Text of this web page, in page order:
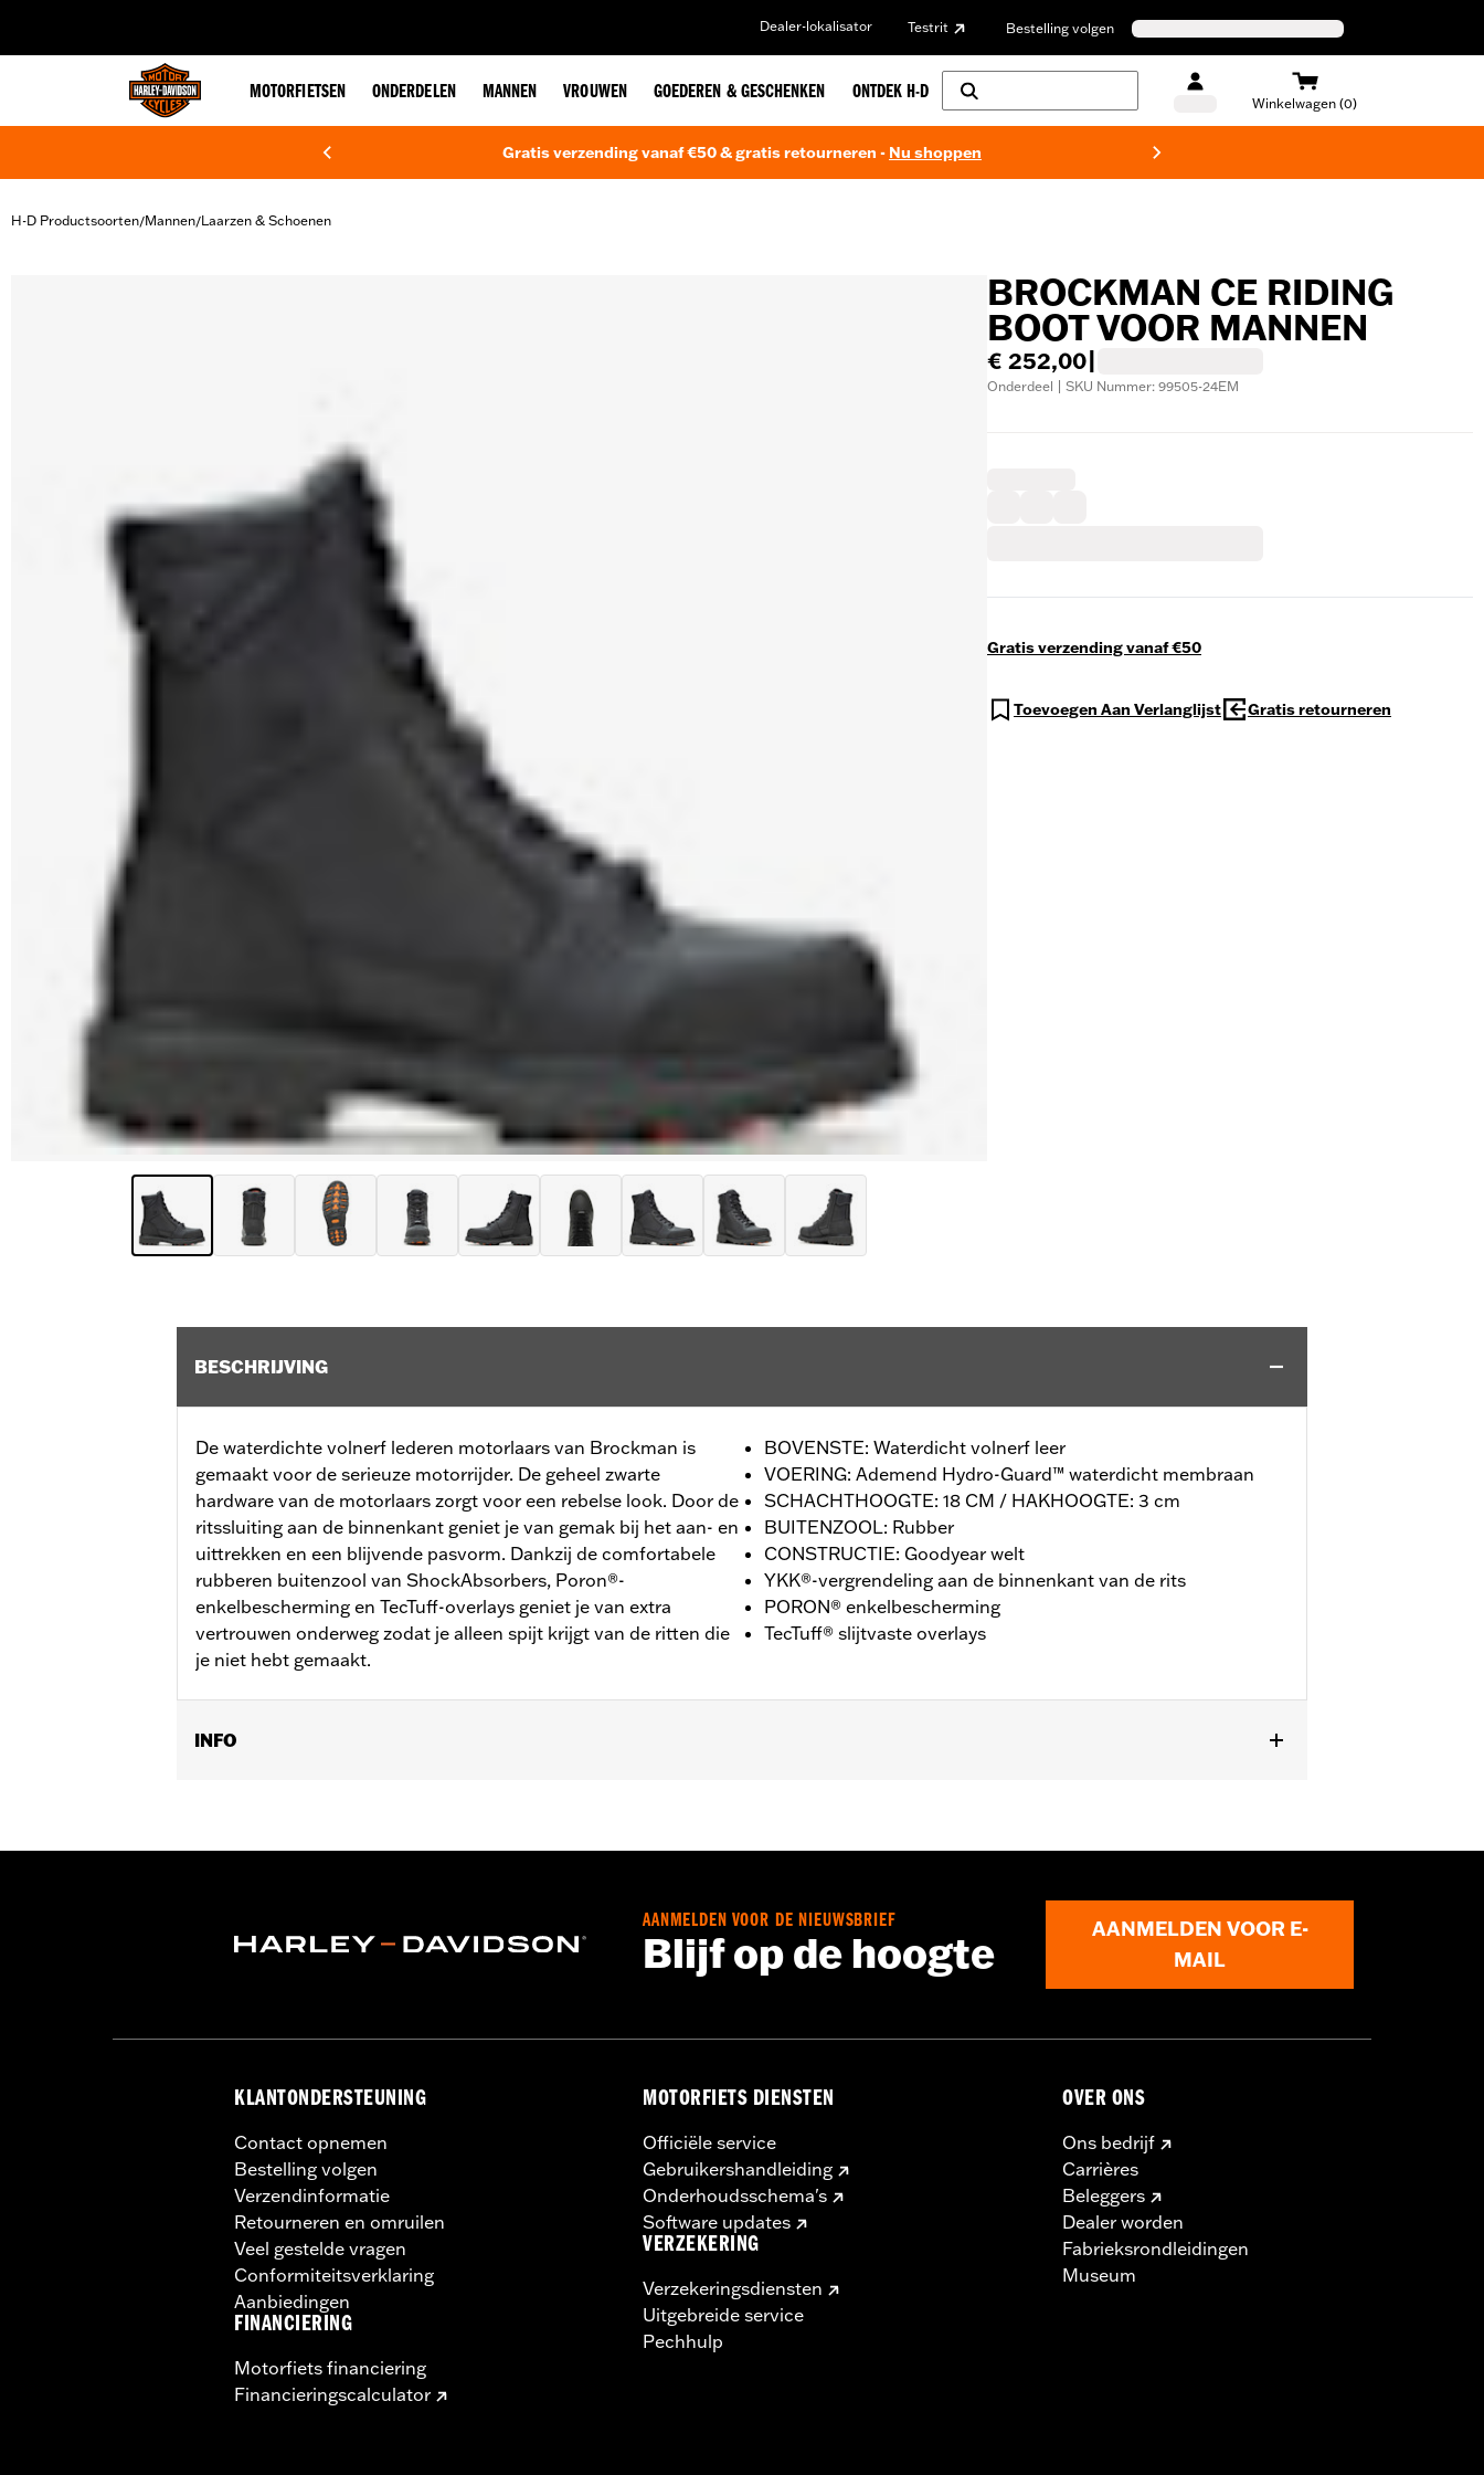
Dealer-lokalisator Testrit Bestelling volgen
MOTORFIETSEN ONDERDELEN MANNEN VROUWEN GOEDEREN & GESCHENKEN ONTDEK H-D
Winkelwagen (0)
Gratis verzending vanaf €50 & gratis retourneren - Nu shoppen
H-D Productsoorten/Mannen/Laarzen & Schoenen
BROCKMAN CE RIDING
BOOT VOOR MANNEN
€ 252,00
Onderdeel | SKU Nummer: 99505-24EM
Gratis verzending vanaf €50
Toevoegen Aan Verlanglijst Gratis retourneren
BESCHRIJVING
De waterdichte volnerf lederen motorlaars van Brockman is
gemaakt voor de serieuze motorrijder. De geheel zwarte
hardware van de motorlaars zorgt voor een rebelse look. Door de
ritssluiting aan de binnenkant geniet je van gemak bij het aan- en
uittrekken en een blijvende pasvorm. Dankzij de comfortabele
rubberen buitenzool van ShockAbsorbers, Poron®-
enkelbescherming en TecTuff-overlays geniet je van extra
vertrouwen onderweg zodat je alleen spijt krijgt van de ritten die
je niet hebt gemaakt.
BOVENSTE: Waterdicht volnerf leer
VOERING: Ademend Hydro-Guard™ waterdicht membraan
SCHACHTHOOGTE: 18 CM / HAKHOOGTE: 3 cm
BUITENZOOL: Rubber
CONSTRUCTIE: Goodyear welt
YKK®-vergrendeling aan de binnenkant van de rits
PORON® enkelbescherming
TecTuff® slijtvaste overlays
INFO
Technology:Waterproof
AANMELDEN VOOR DE NIEUWSBRIEF
Blijf op de hoogte
AANMELDEN VOOR E-
MAIL
KLANTONDERSTEUNING
Contact opnemen
Bestelling volgen
Verzendinformatie
Retourneren en omruilen
Veel gestelde vragen
Conformiteitsverklaring
Aanbiedingen
FINANCIERING
Motorfiets financiering
Financieringscalculator
MOTORFIETS DIENSTEN
Officiële service
Gebruikershandleiding
Onderhoudsschema's
Software updates
VERZEKERING
Verzekeringsdiensten
Uitgebreide service
Pechhulp
OVER ONS
Ons bedrijf
Carrières
Beleggers
Dealer worden
Fabrieksrondleidingen
Museum